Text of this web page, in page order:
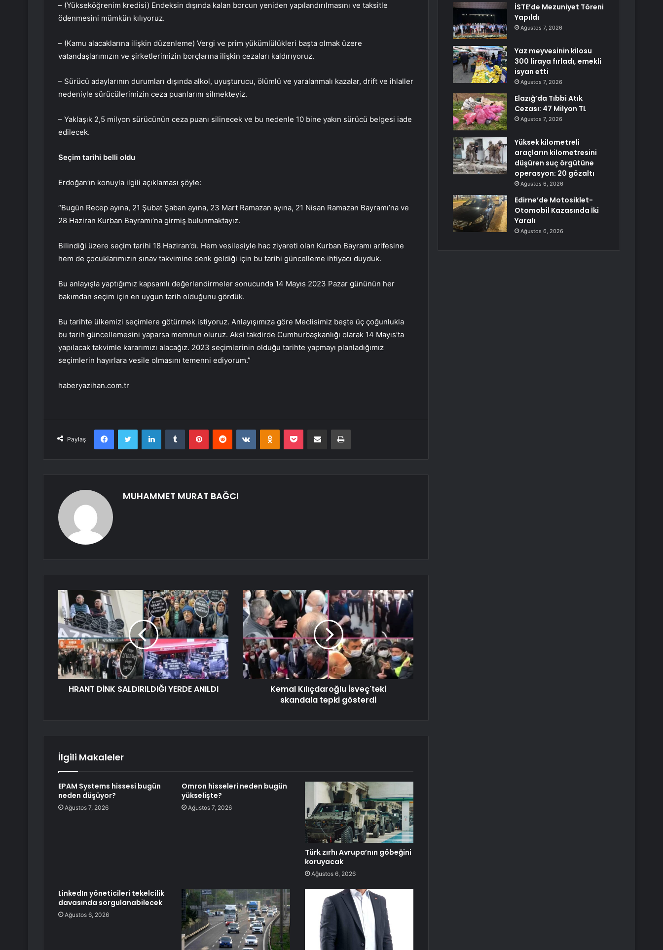
– (Yükseköğrenim kredisi) Endeksin dışında kalan borcun yeniden yapılandırılmasını ve taksitle
ödenmesini mümkün kılıyoruz.
– (Kamu alacaklarına ilişkin düzenleme) Vergi ve prim yükümlülükleri başta olmak üzere
vatandaşlarımızın ve şirketlerimizin borçlarına ilişkin cezaları kaldırıyoruz.
– Sürücü adaylarının durumları dışında alkol, uyuşturucu, ölümlü ve yaralanmalı kazalar, drift ve ihlaller
nedeniyle sürücülerimizin ceza puanlarını silmekteyiz.
– Yaklaşık 2,5 milyon sürücünün ceza puanı silinecek ve bu nedenle 10 bine yakın sürücü belgesi iade
edilecek.
Seçim tarihi belli oldu
Erdoğan’ın konuyla ilgili açıklaması şöyle:
“Bugün Recep ayına, 21 Şubat Şaban ayına, 23 Mart Ramazan ayına, 21 Nisan Ramazan Bayramı’na ve
28 Haziran Kurban Bayramı’na girmiş bulunmaktayız.
Bilindiği üzere seçim tarihi 18 Haziran’dı. Hem vesilesiyle hac ziyareti olan Kurban Bayramı arifesine
hem de çocuklarımızın sınav takvimine denk geldiği için bu tarihi güncelleme ihtiyacı duyduk.
Bu anlayışla yaptığımız kapsamlı değerlendirmeler sonucunda 14 Mayıs 2023 Pazar gününün her
bakımdan seçim için en uygun tarih olduğunu gördük.
Bu tarihte ülkemizi seçimlere götürmek istiyoruz. Anlayışımıza göre Meclisimiz beşte üç çoğunlukla
bu tarih güncellemesini yaparsa memnun oluruz. Aksi takdirde Cumhurbaşkanlığı olarak 14 Mayıs’ta
yapılacak takvimle kararımızı alacağız. 2023 seçimlerinin olduğu tarihte yapmayı planladığımız
seçimlerin hayırlara vesile olmasını temenni ediyorum.”
haberyazihan.com.tr
Paylaş
FacebookTwitter LinkedInTumblr PinterestReddit VKontakteOdnoklassniki
Pocket E-Posta ile paylaş Yazdır
MUHAMMET MURAT BAĞCI
HRANT DİNK SALDIRILDIĞI YERDE ANILDI
Kemal Kılıçdaroğlu İsveç'teki
skandala tepki gösterdi
İlgili Makaleler
EPAM Systems hissesi bugün
neden düşüyor?
Ağustos 7, 2026
Omron hisseleri neden bugün
yükselişte?
Ağustos 7, 2026
Türk zırhı Avrupa’nın göbeğini
koruyacak
Ağustos 6, 2026
LinkedIn yöneticileri tekelcilik
davasında sorgulanabilecek
Ağustos 6, 2026
İSTE’de Mezuniyet Töreni
Yapıldı
Ağustos 7, 2026
Yaz meyvesinin kilosu
300 liraya fırladı, emekli
isyan etti
Ağustos 7, 2026
Elazığ’da Tıbbi Atık
Cezası: 47 Milyon TL
Ağustos 7, 2026
Yüksek kilometreli
araçların kilometresini
düşüren suç örgütüne
operasyon: 20 gözaltı
Ağustos 6, 2026
Edirne’de Motosiklet-
Otomobil Kazasında İki
Yaralı
Ağustos 6, 2026